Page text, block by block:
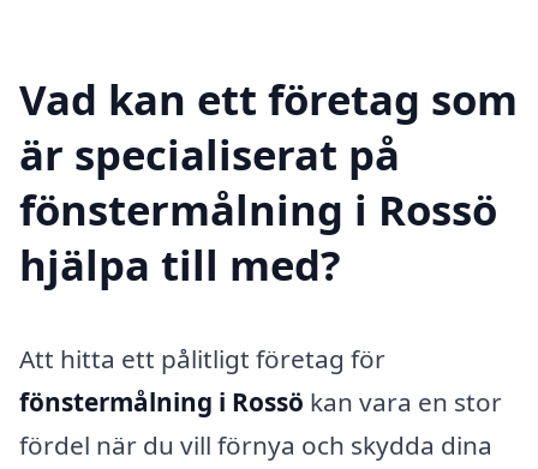
Vad kan ett företag som
är specialiserat på
fönstermålning i Rossö
hjälpa till med?
Att hitta ett pålitligt företag för
fönstermålning i Rossö kan vara en stor
fördel när du vill förnya och skydda dina